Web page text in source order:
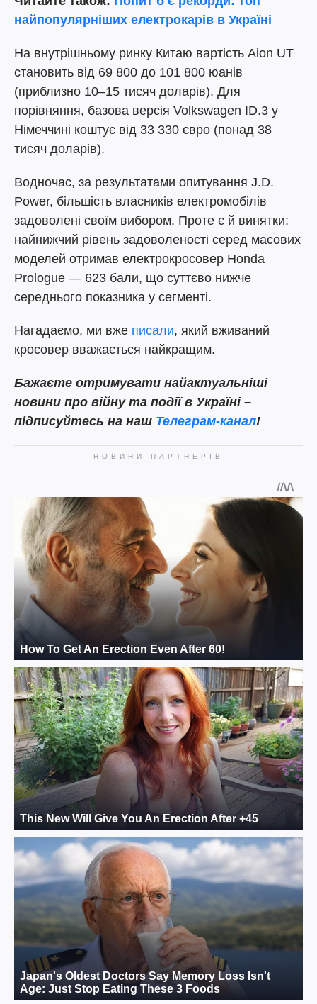
найпопулярніших електрокарів в Україні
На внутрішньому ринку Китаю вартість Aion UT
становить від 69 800 до 101 800 юанів
(приблизно 10–15 тисяч доларів). Для
порівняння, базова версія Volkswagen ID.3 у
Німеччині коштує від 33 330 євро (понад 38
тисяч доларів).
Водночас, за результатами опитування J.D.
Power, більшість власників електромобілів
задоволені своїм вибором. Проте є й винятки:
найнижчий рівень задоволеності серед масових
моделей отримав електрокросовер Honda
Prologue — 623 бали, що суттєво нижче
середнього показника у сегменті.
Нагадаємо, ми вже писали, який вживаний
кросовер вважається найкращим.
Бажаєте отримувати найактуальніші
новини про війну та події в Україні –
підписуйтесь на наш Телеграм-канал!